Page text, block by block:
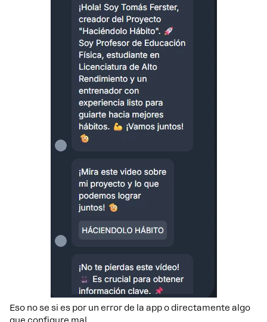
Eso no se si es por un error de la app o directamente algo